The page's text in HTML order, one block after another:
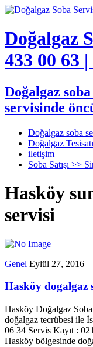
Doğalgaz
433 00 63
Doğalgaz
servisinde
Doğalgaz soba
Doğalgaz
iletişim
Soba Satışı >>
Hasköy
servisi
Genel Eylül 27, 2016
Hasköy dogalgaz
Hasköy Doğalgaz
doğalgaz tecrübesi ile
06 34 Servis Kayıt :
Hasköy bölgesinde